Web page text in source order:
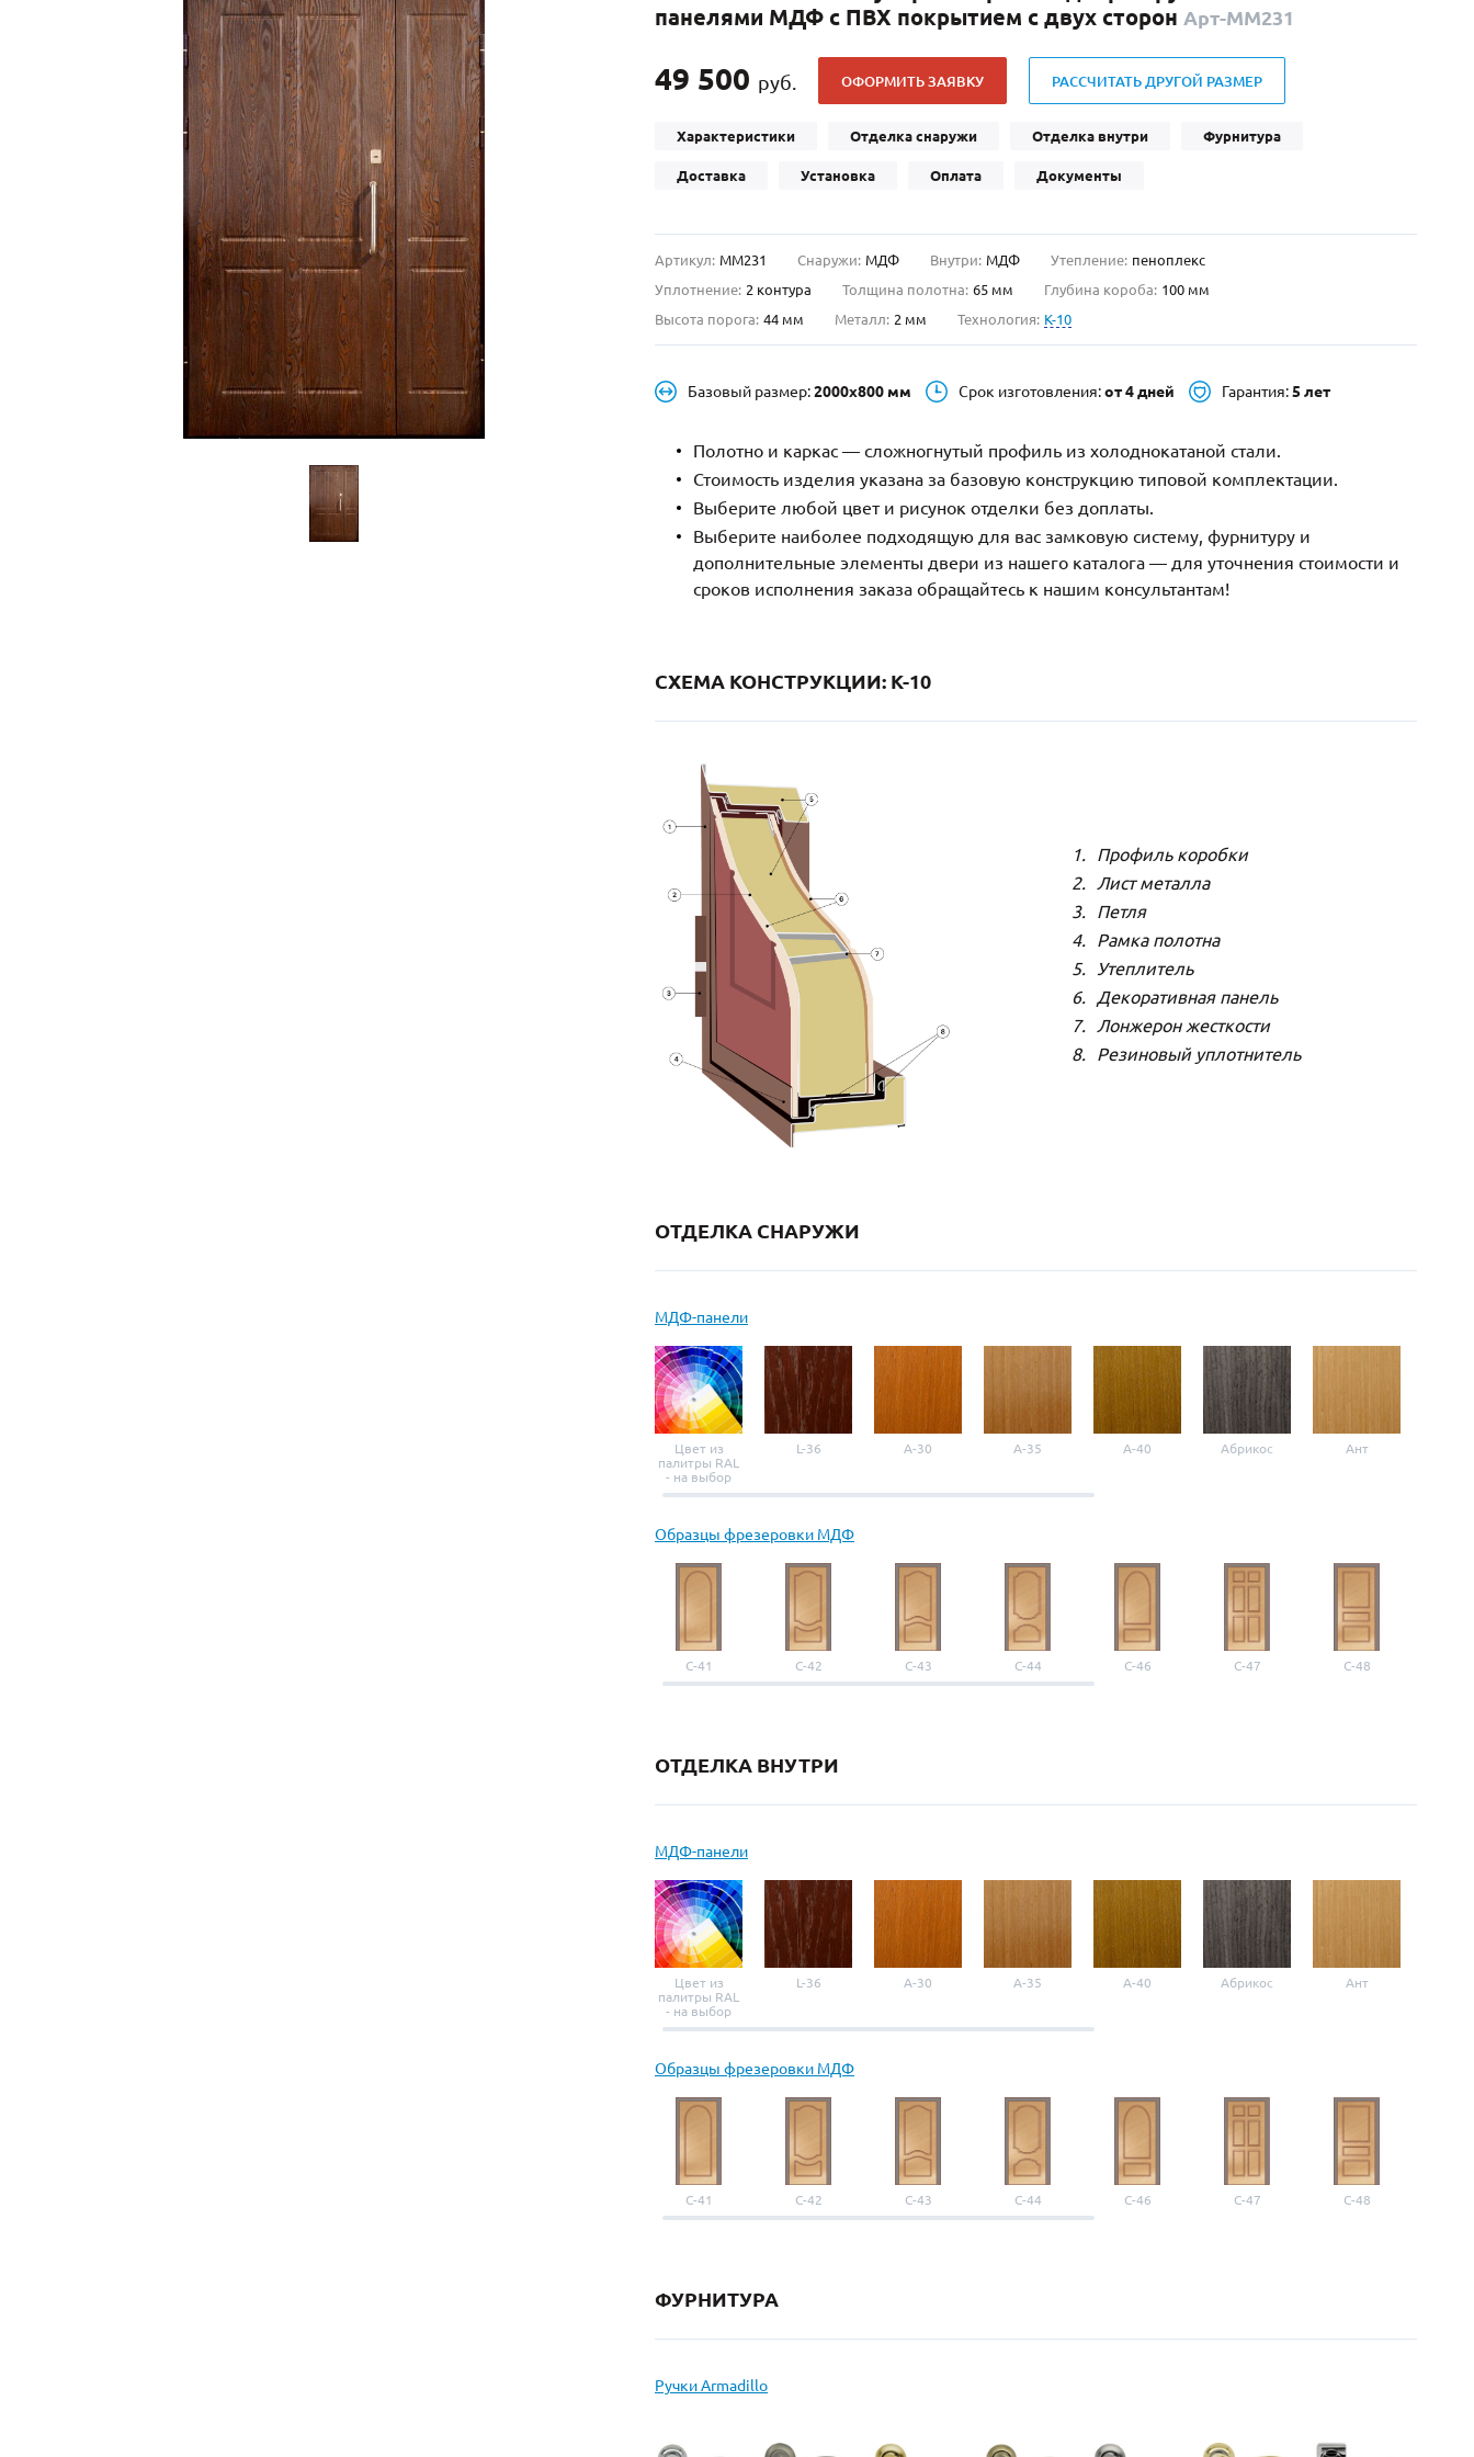
С выдавленным рисунком (35)
С металлобагетом (571)
С геометрическим рисунком(46)
С реечным дизайном (29)
Для дачи
Для бани(42)
Для общественных зданий
Для магазина
Для электрощитовой
В лифтовые холлы
С отбойником(91)
С импостами (73)
С витражами (11)
В современном стиле
Нестандартные (479)
С фрамугой(265)
4-го класса защиты (499)
Полуторапольные
панелями МДФ с ПВХ покрытием с двух сторон Арт-ММ231
49 500 руб. ОФОРМИТЬ ЗАЯВКУ РАССЧИТАТЬ ДРУГОЙ РАЗМЕР
Характеристики Отделка снаружи Отделка внутри Фурнитура
Доставка Установка Оплата Документы
Артикул: ММ231 Снаружи: МДФ Внутри: МДФ Утепление: пеноплекс
Уплотнение: 2 контура Толщина полотна: 65 мм Глубина короба: 100 мм
Высота порога: 44 мм Металл: 2 мм Технология: K-10
Базовый размер:2000х800 мм Срок изготовления:от 4 дней Гарантия:5 лет
Полотно и каркас — сложногнутый профиль из холоднокатаной стали.
Стоимость изделия указана за базовую конструкцию типовой комплектации.
Выберите любой цвет и рисунок отделки без доплаты.
Выберите наиболее подходящую для вас замковую систему, фурнитуру и
дополнительные элементы двери из нашего каталога — для уточнения стоимости и
сроков исполнения заказа обращайтесь к нашим консультантам!
СХЕМА КОНСТРУКЦИИ: K-10
Профиль коробки
Лист металла
Петля
Рамка полотна
Утеплитель
Декоративная панель
Лонжерон жесткости
Резиновый уплотнитель
ОТДЕЛКА СНАРУЖИ
МДФ-панели
Цвет из
палитры RAL
- на выбор
L-36 A-30 A-35 A-40 Абрикос Ант
Образцы фрезеровки МДФ
С-41 С-42 С-43 С-44 С-46 С-47 С-48
ОТДЕЛКА ВНУТРИ
МДФ-панели
Цвет из
палитры RAL
- на выбор
L-36 A-30 A-35 A-40 Абрикос Ант
Образцы фрезеровки МДФ
С-41 С-42 С-43 С-44 С-46 С-47 С-48
ФУРНИТУРА
Ручки Armadillo